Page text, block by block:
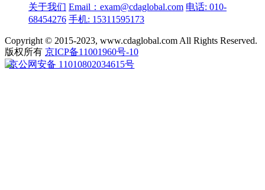
关于我们 Email：exam@cdaglobal.com 电话: 010-
68454276 手机: 15311595173
Copyright © 2015-2023, www.cdaglobal.com All Rights Reserved.
版权所有 京ICP备11001960号-10
京公网安备 11010802034615号